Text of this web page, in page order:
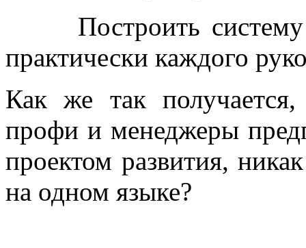
Построить
практически каждого
Как же так
профи и менеджеры
проектом развития,
на одном языке?